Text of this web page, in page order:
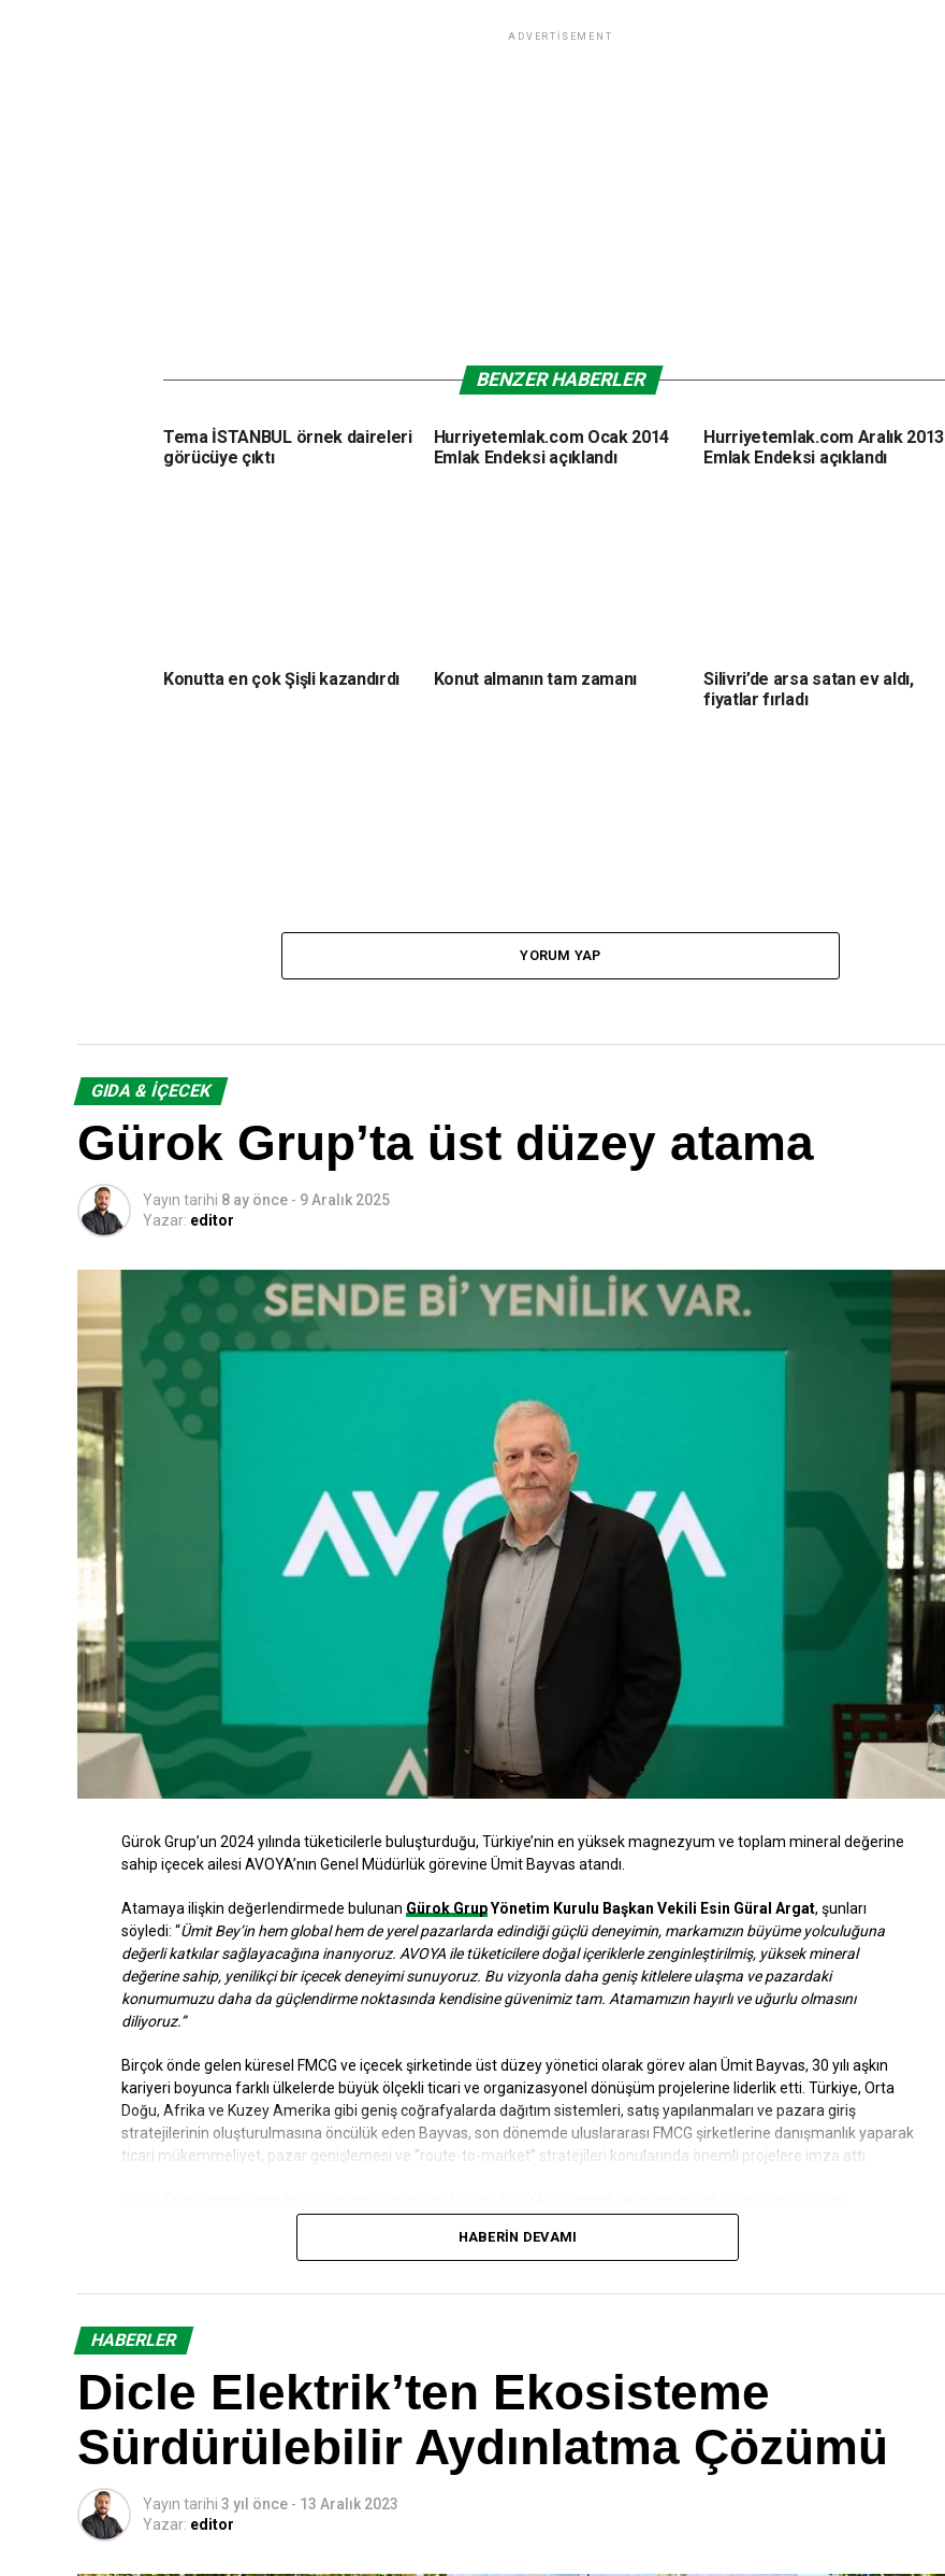
ADVERTISEMENT
BENZER HABERLER
Tema İSTANBUL örnek daireleri
görücüye çıktı
Hurriyetemlak.com Ocak 2014
Emlak Endeksi açıklandı
Hurriyetemlak.com Aralık 2013
Emlak Endeksi açıklandı
Konutta en çok Şişli kazandırdı Konut almanın tam zamanı
Silivri’de arsa satan ev aldı,
fiyatlar fırladı
YORUM YAP
GIDA & İÇECEK
Gürok Grup’ta üst düzey atama
Yayın tarihi 8 ay önce - 9 Aralık 2025
Yazar: editor
Gürok Grup’un 2024 yılında tüketicilerle buluşturduğu, Türkiye’nin en yüksek magnezyum ve toplam mineral değerine
sahip içecek ailesi AVOYA’nın Genel Müdürlük görevine Ümit Bayvas atandı.
Atamaya ilişkin değerlendirmede bulunan Gürok GrupYönetim Kurulu Başkan Vekili Esin Güral Argat, şunları
söyledi: “Ümit Bey’in hem global hem de yerel pazarlarda edindiği güçlü deneyimin, markamızın büyüme yolculuğuna
değerli katkılar sağlayacağına inanıyoruz. AVOYA ile tüketicilere doğal içeriklerle zenginleştirilmiş, yüksek mineral
değerine sahip, yenilikçi bir içecek deneyimi sunuyoruz. Bu vizyonla daha geniş kitlelere ulaşma ve pazardaki
konumumuzu daha da güçlendirme noktasında kendisine güvenimiz tam. Atamamızın hayırlı ve uğurlu olmasını
diliyoruz.”
Birçok önde gelen küresel FMCG ve içecek şirketinde üst düzey yönetici olarak görev alan Ümit Bayvas, 30 yılı aşkın
kariyeri boyunca farklı ülkelerde büyük ölçekli ticari ve organizasyonel dönüşüm projelerine liderlik etti. Türkiye, Orta
Doğu, Afrika ve Kuzey Amerika gibi geniş coğrafyalarda dağıtım sistemleri, satış yapılanmaları ve pazara giriş
stratejilerinin oluşturulmasına öncülük eden Bayvas, son dönemde uluslararası FMCG şirketlerine danışmanlık yaparak
ticari mükemmeliyet, pazar genişlemesi ve “route-to-market” stratejileri konularında önemli projelere imza attı.
magnezyum oranı ve doğal bileşenleriyle yenilikçi içecekler sunuyor. AVOYA, Türkiye’nin toplam mineral ve
magnezyum değeri en yüksek maden suyu olarak fark yaratıyor. Sektörde bir ilki gerçekleştirerek meyve ve bitki özleri
maden suyu hem de mineralli gazlı içecek kategorisinde devrim yaratmayı hedefliyor.
HABERIN DEVAMI
HABERLER
Dicle Elektrik’ten Ekosisteme
Sürdürülebilir Aydınlatma Çözümü
Yayın tarihi 3 yıl önce - 13 Aralık 2023
Yazar: editor